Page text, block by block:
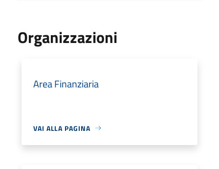
Organizzazioni
Area Finanziaria
VAI ALLA PAGINA